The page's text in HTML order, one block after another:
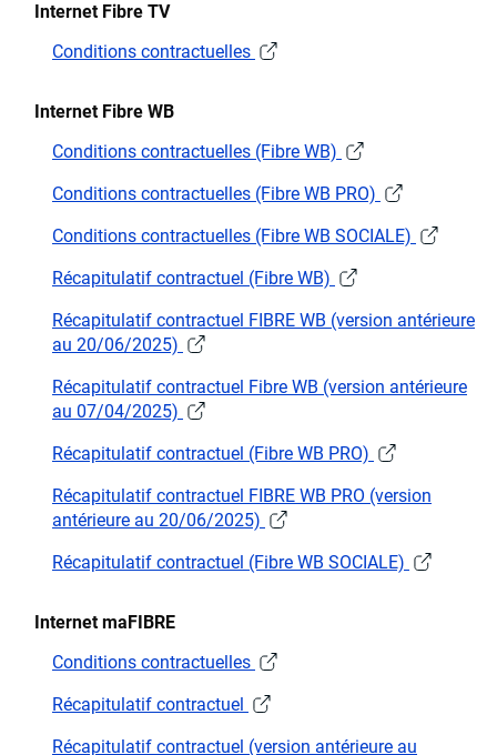
Internet Fibre TV
Conditions contractuelles
Internet Fibre WB
Conditions contractuelles (Fibre WB)
Conditions contractuelles (Fibre WB PRO)
Conditions contractuelles (Fibre WB SOCIALE)
Récapitulatif contractuel (Fibre WB)
Récapitulatif contractuel FIBRE WB (version antérieure
au 20/06/2025)
Récapitulatif contractuel Fibre WB (version antérieure
au 07/04/2025)
Récapitulatif contractuel (Fibre WB PRO)
Récapitulatif contractuel FIBRE WB PRO (version
antérieure au 20/06/2025)
Récapitulatif contractuel (Fibre WB SOCIALE)
Internet maFIBRE
Conditions contractuelles
Récapitulatif contractuel
Récapitulatif contractuel (version antérieure au